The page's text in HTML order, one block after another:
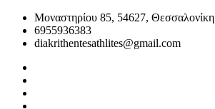
Μοναστηρίου 85, 54627, Θεσσαλονίκη
6955936383
diakrithentesathlites@gmail.com